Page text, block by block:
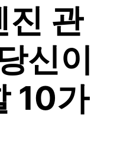
진 관
신이
10가